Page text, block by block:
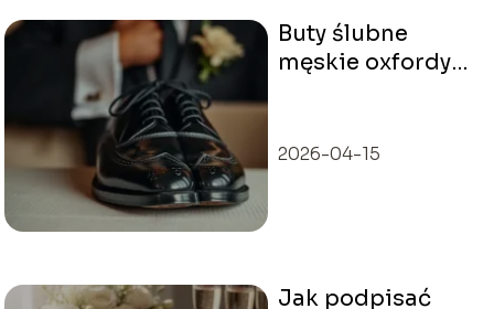
Buty ślubne
męskie oxfordy
2026-04-15
Jak podpisać